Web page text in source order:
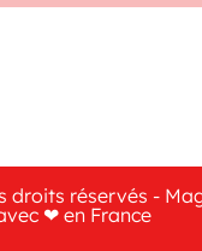
droits réservés -
❤ en France